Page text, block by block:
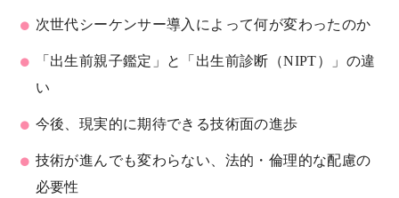
次世代シーケンサー導入によって何が変わったのか
「出生前親子鑑定」と「出生前診断（NIPT）」の違
い
今後、現実的に期待できる技術面の進歩
技術が進んでも変わらない、法的・倫理的な配慮の
必要性